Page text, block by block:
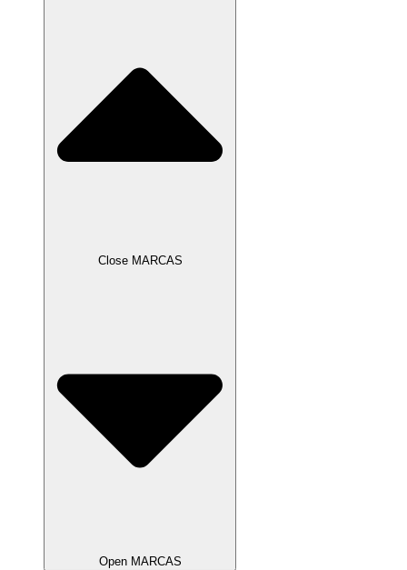
Close MARCAS
Open MARCAS